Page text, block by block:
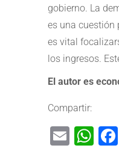
gobierno. La
es una cuestión
es vital
los ingresos.
El autor es
Compartir:
Email